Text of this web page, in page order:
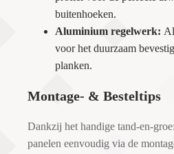
buitenhoeken.
Aluminium regelwerk:
voor het duurzaam
planken.
Montage- & Besteltips
Dankzij het handige tand-en-
panelen eenvoudig via de